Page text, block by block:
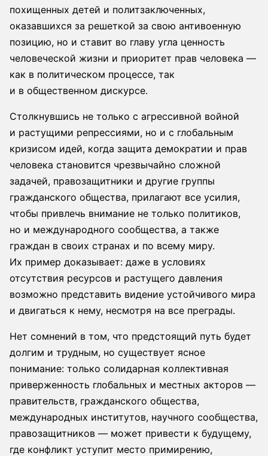
похищенных детей и политзаключенных,
оказавшихся за решеткой за свою антивоенную
позицию, но и ставит во главу угла ценность
человеческой жизни и приоритет прав человека —
как в политическом процессе, так
и в общественном дискурсе.
Столкнувшись не только с агрессивной войной
и растущими репрессиями, но и с глобальным
кризисом идей, когда защита демократии и прав
человека становится чрезвычайно сложной
задачей, правозащитники и другие группы
гражданского общества, прилагают все усилия,
чтобы привлечь внимание не только политиков,
но и международного сообщества, а также
граждан в своих странах и по всему миру.
Их пример доказывает: даже в условиях
отсутствия ресурсов и растущего давления
возможно представить видение устойчивого мира
и двигаться к нему, несмотря на все преграды.
Нет сомнений в том, что предстоящий путь будет
долгим и трудным, но существует ясное
понимание: только солидарная коллективная
приверженность глобальных и местных акторов —
правительств, гражданского общества,
международных институтов, научного сообщества,
правозащитников — может привести к будущему,
где конфликт уступит место примирению,